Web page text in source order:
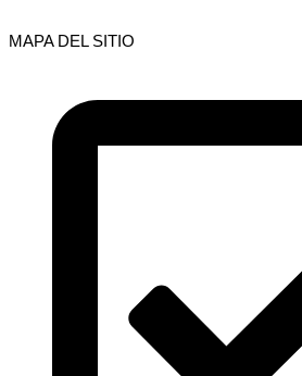
MAPA DEL SITIO